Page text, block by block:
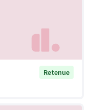
Retenue